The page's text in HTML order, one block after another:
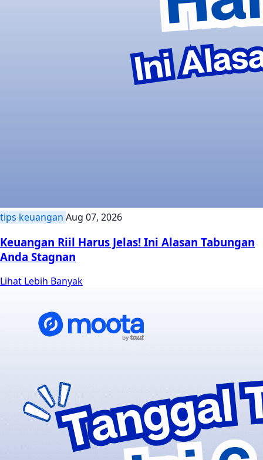
tips keuangan Aug 07, 2026
Keuangan Riil Harus Jelas! Ini Alasan Tabungan
Anda Stagnan
Lihat Lebih Banyak